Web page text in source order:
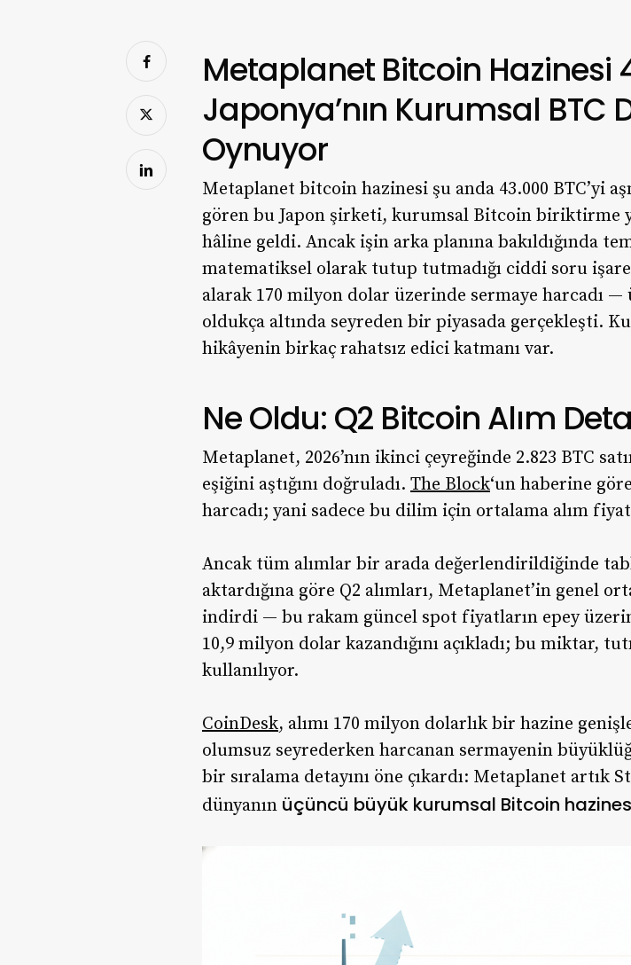
Metaplanet Bitcoin Hazinesi
Japonya’nın Kurumsal BTC
Oynuyor
Metaplanet bitcoin hazinesi şu anda 43.000 BTC’yi
gören bu Japon şirketi, kurumsal Bitcoin biriktirme
hâline geldi. Ancak işin arka planına bakıldığında
matematiksel olarak tutup tutmadığı ciddi soru
alarak 170 milyon dolar üzerinde sermaye harcadı
oldukça altında seyreden bir piyasada gerçekleşti.
hikâyenin birkaç rahatsız edici katmanı var.
Ne Oldu: Q2 Bitcoin Alım
Metaplanet, 2026’nın ikinci çeyreğinde 2.823 BTC
eşiğini aştığını doğruladı. The Block‘un haberine
harcadı; yani sadece bu dilim için ortalama alım
Ancak tüm alımlar bir arada değerlendirildiğinde
aktardığına göre Q2 alımları, Metaplanet’in genel
indirdi — bu rakam güncel spot fiyatların epey
10,9 milyon dolar kazandığını açıkladı; bu miktar,
kullanılıyor.
CoinDesk, alımı 170 milyon dolarlık bir hazine
olumsuz seyrederken harcanan sermayenin
bir sıralama detayını öne çıkardı: Metaplanet artık
dünyanın üçüncü büyük kurumsal Bitcoin